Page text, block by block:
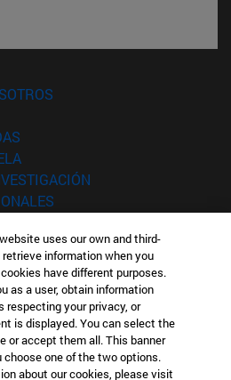
(abre en nueva ventana)
uses our own and third-
information when you
have different purposes.
as a user, obtain information
respecting your privacy, or
is displayed. You can select the
or accept them all. This banner
one of the two options.
about our cookies, please visit